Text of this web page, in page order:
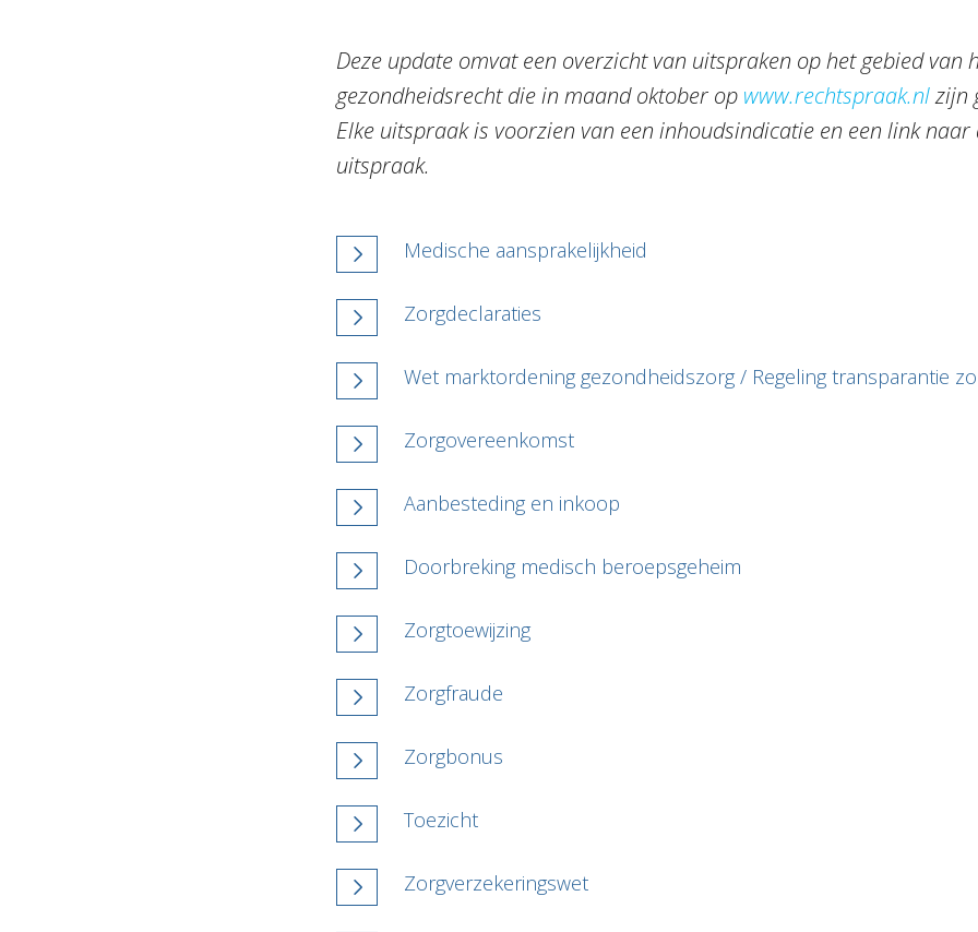
Deze update omvat een overzicht van uitspraken op het gebied van
gezondheidsrecht die in maand oktober op www.rechtspraak.nlzijn
Elke uitspraak is voorzien van een inhoudsindicatie en een link naar
uitspraak.
Medische aansprakelijkheid
Zorgdeclaraties
Wet marktordening gezondheidszorg / Regeling transparantie
Zorgovereenkomst
Aanbesteding en inkoop
Doorbreking medisch beroepsgeheim
Zorgtoewijzing
Zorgfraude
Zorgbonus
Toezicht
Zorgverzekeringswet